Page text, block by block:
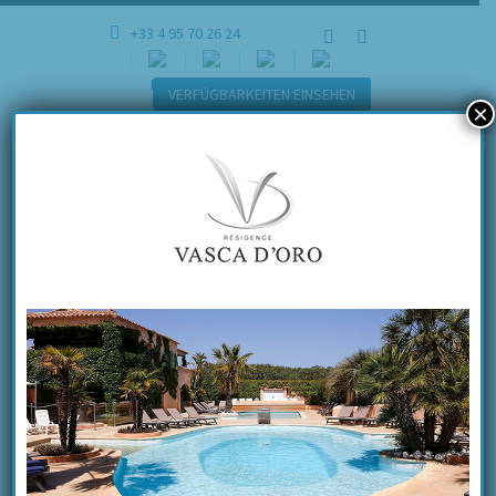
+33 4 95 70 26 24
VERFÜGBARKEITEN EINSEHEN
×